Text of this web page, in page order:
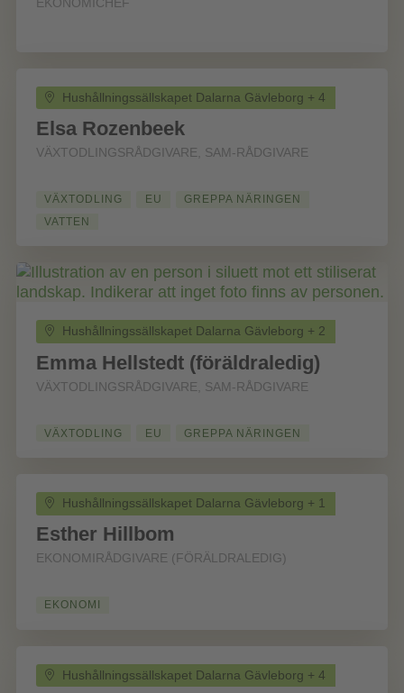
Hushållningssällskapet Dalarna Gävleborg + 4
Elsa Rozenbeek
VÄXTODLINGSRÅDGIVARE, SAM-RÅDGIVARE
VÄXTODLING EU
GREPPA NÄRINGEN
VATTEN
Hushållningssällskapet Dalarna Gävleborg + 2
Emma Hellstedt (föräldraledig)
VÄXTODLINGSRÅDGIVARE, SAM-RÅDGIVARE
VÄXTODLING EU GREPPA NÄRINGEN
Hushållningssällskapet Dalarna Gävleborg + 1
Esther Hillbom
EKONOMIRÅDGIVARE (FÖRÄLDRALEDIG)
EKONOMI
Hushållningssällskapet Dalarna Gävleborg + 4